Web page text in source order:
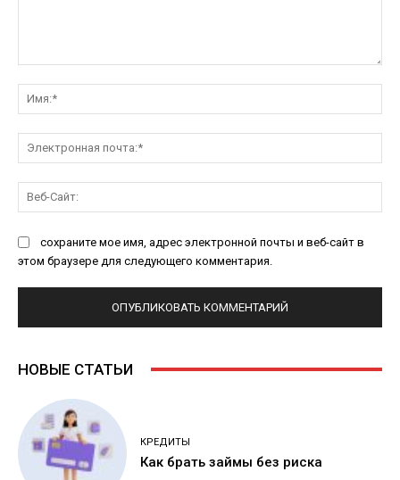
сохраните мое имя, адрес электронной почты и веб-сайт в
этом браузере для следующего комментария.
НОВЫЕ СТАТЬИ
КРЕДИТЫ
Как брать займы без риска